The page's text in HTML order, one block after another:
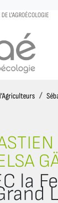
L'AGROÉCOLOGIE
la